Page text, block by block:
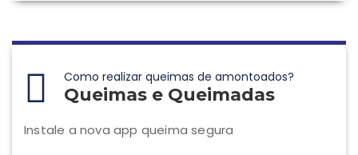
Como realizar queimas de amontoados?
Queimas e Queimadas
Instale a nova app queima segura